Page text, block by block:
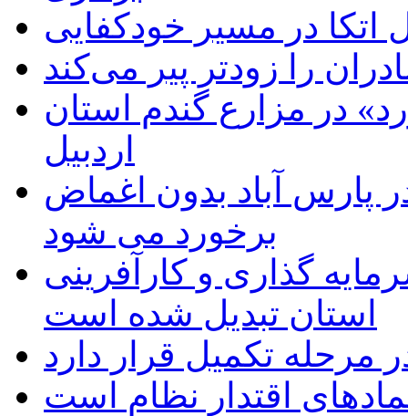
در مسیر خودکفایی
را زودتر پیر می‌کند
در مزارع گندم استان
اردبیل
پارس آباد بدون اغماض
برخورد می شود
گذاری و کارآفرینی
استان تبدیل شده است
مرحله تکمیل قرار دارد
اقتدار نظام است